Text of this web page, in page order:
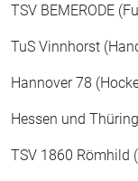
TSV BEMERODE
TuS Vinnhorst
Hannover 78
Hessen und
TSV 1860 Römhild